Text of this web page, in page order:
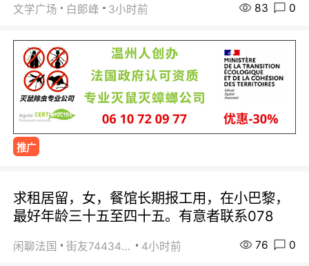
文学广场 白郞峰 3小时前 83 0
推广
求租居留，女，餐馆长期报工用，在小巴黎，
最好年龄三十五至四十五。有意者联系078
闲聊法国 街友74434350 4小时前 76 0